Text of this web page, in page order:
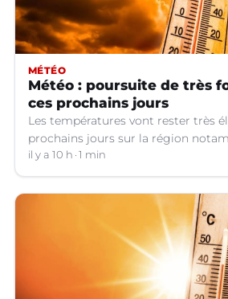
MÉTÉO
Météo : poursuite de très
ces prochains jours
Les températures vont rester très
prochains jours sur la région
Languedoc.
il y a 10 h 1 min